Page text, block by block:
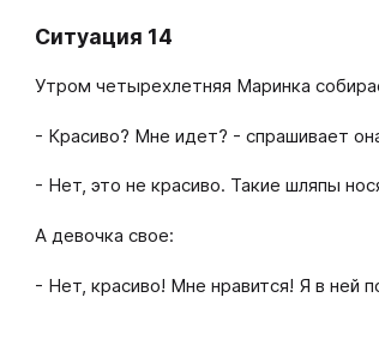
Ситуация 14
Утром четырехлетняя Маринка
- Красиво? Мне идет? - спрашивает
- Нет, это не красиво. Такие шляпы
А девочка свое:
- Нет, красиво! Мне нравится! Я в ней